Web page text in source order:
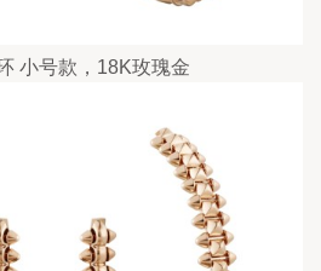
小号款，18K玫瑰金